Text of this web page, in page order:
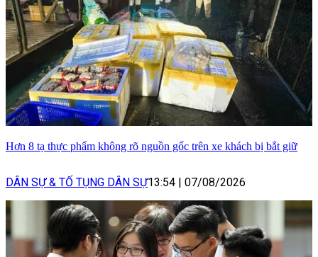
Hơn 8 tạ thực phẩm không rõ nguồn gốc trên xe khách bị bắt giữ
DÂN SỰ & TỐ TỤNG DÂN SỰ13:54 07/08/2026